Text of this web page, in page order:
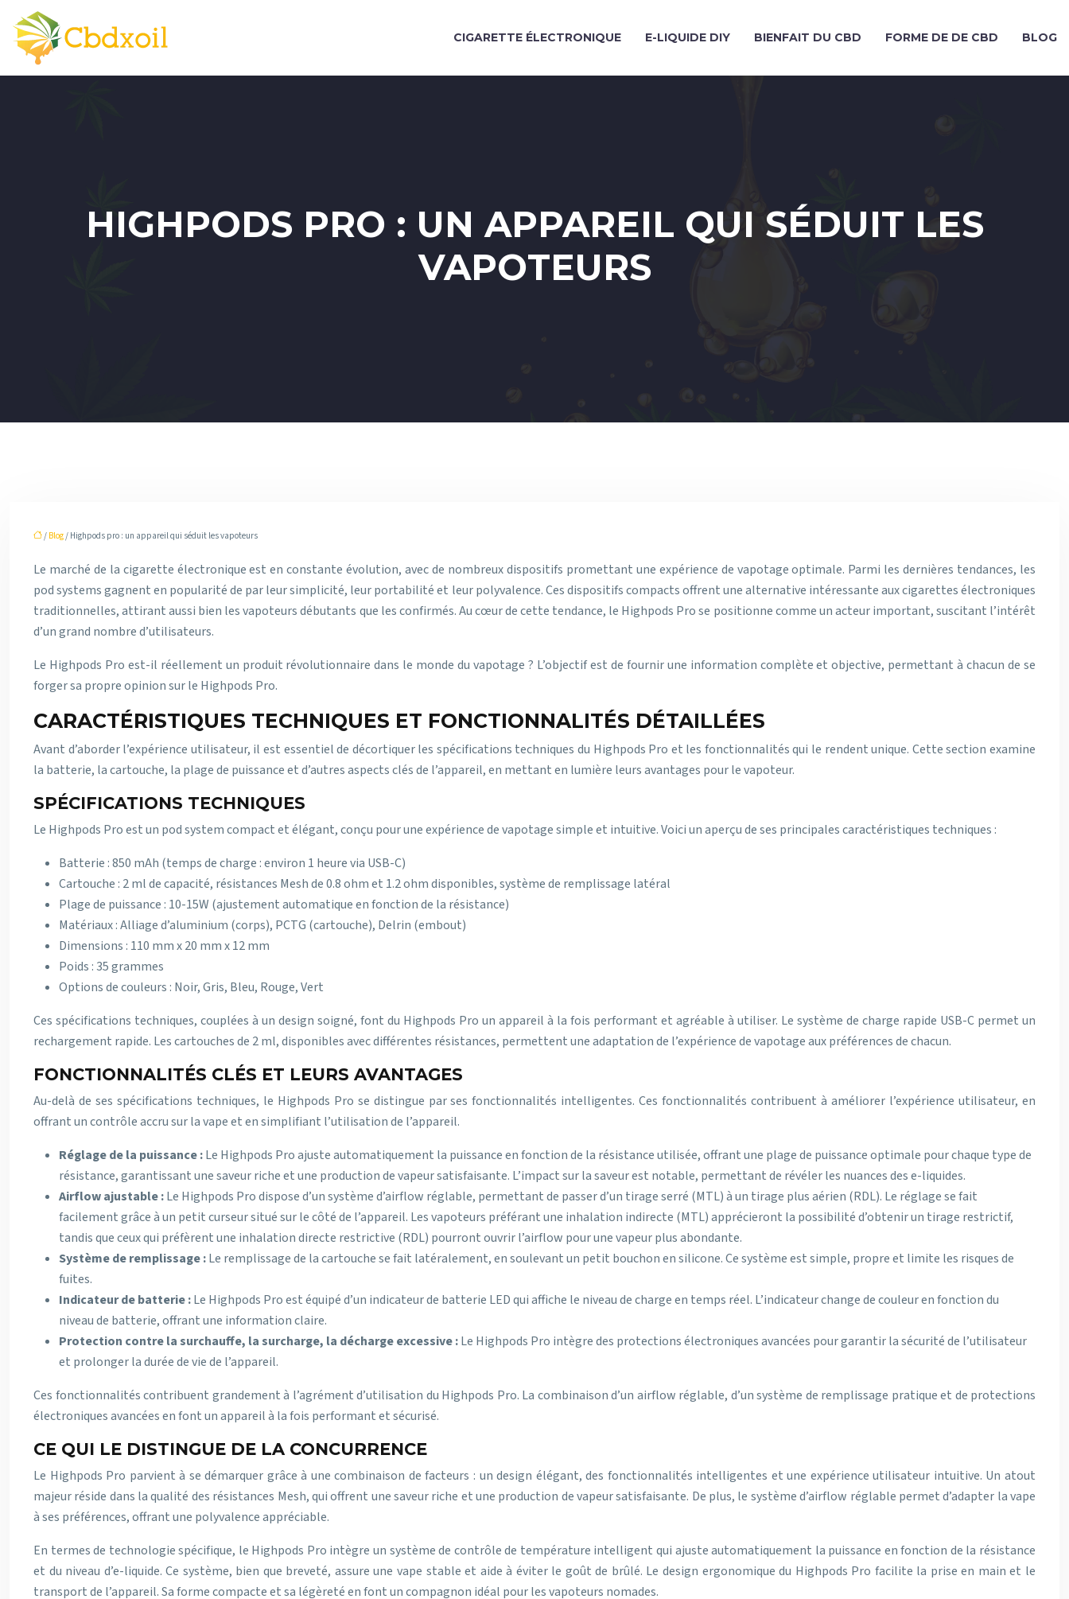
CIGARETTE ÉLECTRONIQUE E-LIQUIDE DIY BIENFAIT DU CBD FORME DE DE CBD BLOG
HIGHPODS PRO : UN APPAREIL QUI SÉDUIT LES
VAPOTEURS
/ Blog/ Highpods pro : un appareil qui séduit les vapoteurs
Le marché de la cigarette électronique est en constante évolution, avec de nombreux dispositifs promettant une expérience de vapotage optimale. Parmi les dernières tendances, les
pod systems gagnent en popularité de par leur simplicité, leur portabilité et leur polyvalence. Ces dispositifs compacts offrent une alternative intéressante aux cigarettes électroniques
traditionnelles, attirant aussi bien les vapoteurs débutants que les confirmés. Au cœur de cette tendance, le Highpods Pro se positionne comme un acteur important, suscitant l’intérêt
d’un grand nombre d’utilisateurs.
Le Highpods Pro est-il réellement un produit révolutionnaire dans le monde du vapotage ? L’objectif est de fournir une information complète et objective, permettant à chacun de se
forger sa propre opinion sur le Highpods Pro.
CARACTÉRISTIQUES TECHNIQUES ET FONCTIONNALITÉS DÉTAILLÉES
Avant d’aborder l’expérience utilisateur, il est essentiel de décortiquer les spécifications techniques du Highpods Pro et les fonctionnalités qui le rendent unique. Cette section examine
la batterie, la cartouche, la plage de puissance et d’autres aspects clés de l’appareil, en mettant en lumière leurs avantages pour le vapoteur.
SPÉCIFICATIONS TECHNIQUES
Le Highpods Pro est un pod system compact et élégant, conçu pour une expérience de vapotage simple et intuitive. Voici un aperçu de ses principales caractéristiques techniques :
Batterie : 850 mAh (temps de charge : environ 1 heure via USB-C)
Cartouche : 2 ml de capacité, résistances Mesh de 0.8 ohm et 1.2 ohm disponibles, système de remplissage latéral
Plage de puissance : 10-15W (ajustement automatique en fonction de la résistance)
Matériaux : Alliage d’aluminium (corps), PCTG (cartouche), Delrin (embout)
Dimensions : 110 mm x 20 mm x 12 mm
Poids : 35 grammes
Options de couleurs : Noir, Gris, Bleu, Rouge, Vert
Ces spécifications techniques, couplées à un design soigné, font du Highpods Pro un appareil à la fois performant et agréable à utiliser. Le système de charge rapide USB-C permet un
rechargement rapide. Les cartouches de 2 ml, disponibles avec différentes résistances, permettent une adaptation de l’expérience de vapotage aux préférences de chacun.
FONCTIONNALITÉS CLÉS ET LEURS AVANTAGES
Au-delà de ses spécifications techniques, le Highpods Pro se distingue par ses fonctionnalités intelligentes. Ces fonctionnalités contribuent à améliorer l’expérience utilisateur, en
offrant un contrôle accru sur la vape et en simplifiant l’utilisation de l’appareil.
Réglage de la puissance :Le Highpods Pro ajuste automatiquement la puissance en fonction de la résistance utilisée, offrant une plage de puissance optimale pour chaque type de
résistance, garantissant une saveur riche et une production de vapeur satisfaisante. L’impact sur la saveur est notable, permettant de révéler les nuances des e-liquides.
Airflow ajustable :Le Highpods Pro dispose d’un système d’airflow réglable, permettant de passer d’un tirage serré (MTL) à un tirage plus aérien (RDL). Le réglage se fait
facilement grâce à un petit curseur situé sur le côté de l’appareil. Les vapoteurs préférant une inhalation indirecte (MTL) apprécieront la possibilité d’obtenir un tirage restrictif,
tandis que ceux qui préfèrent une inhalation directe restrictive (RDL) pourront ouvrir l’airflow pour une vapeur plus abondante.
Système de remplissage :Le remplissage de la cartouche se fait latéralement, en soulevant un petit bouchon en silicone. Ce système est simple, propre et limite les risques de
fuites.
Indicateur de batterie :Le Highpods Pro est équipé d’un indicateur de batterie LED qui affiche le niveau de charge en temps réel. L’indicateur change de couleur en fonction du
niveau de batterie, offrant une information claire.
Protection contre la surchauffe, la surcharge, la décharge excessive :Le Highpods Pro intègre des protections électroniques avancées pour garantir la sécurité de l’utilisateur
et prolonger la durée de vie de l’appareil.
Ces fonctionnalités contribuent grandement à l’agrément d’utilisation du Highpods Pro. La combinaison d’un airflow réglable, d’un système de remplissage pratique et de protections
électroniques avancées en font un appareil à la fois performant et sécurisé.
CE QUI LE DISTINGUE DE LA CONCURRENCE
Le Highpods Pro parvient à se démarquer grâce à une combinaison de facteurs : un design élégant, des fonctionnalités intelligentes et une expérience utilisateur intuitive. Un atout
majeur réside dans la qualité des résistances Mesh, qui offrent une saveur riche et une production de vapeur satisfaisante. De plus, le système d’airflow réglable permet d’adapter la vape
à ses préférences, offrant une polyvalence appréciable.
En termes de technologie spécifique, le Highpods Pro intègre un système de contrôle de température intelligent qui ajuste automatiquement la puissance en fonction de la résistance
et du niveau d’e-liquide. Ce système, bien que breveté, assure une vape stable et aide à éviter le goût de brûlé. Le design ergonomique du Highpods Pro facilite la prise en main et le
transport de l’appareil. Sa forme compacte et sa légèreté en font un compagnon idéal pour les vapoteurs nomades.